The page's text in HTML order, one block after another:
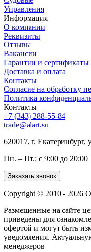
Управления
Информация
О компании
Реквизиты
Отзывы
Вакансии
Гарантии и сертификаты
Доставка и оплата
Контакты
Согласие на обработку
Политика
Контакты
+7 (343) 288-55-84
trade@alart.su
620017, г.
Пн. – Пт.: с 9:00 до 20:00
Заказать звонок
Copyright © 2010 - 2026
Размещенные на сайте
приведены для
офертой и могут быть
уведомления.
менеджеров